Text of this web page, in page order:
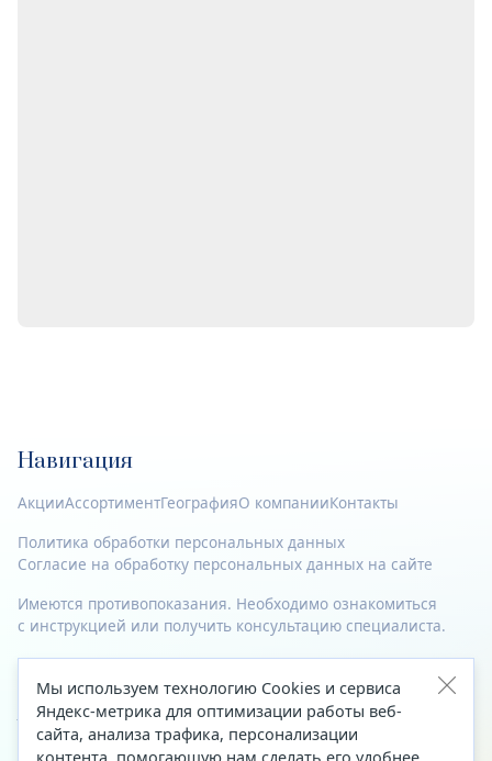
Навигация
АкцииАссортиментГеографияО компанииКонтакты
Политика обработки персональных данных
Согласие на обработку персональных данных на сайте
Имеются противопоказания. Необходимо ознакомиться
с инструкцией или получить консультацию специалиста.
© 2023—2026 Все права защищены.
Адрес
Архангельск, ул. Папанина, д. 19 (вход в здание со стороны
Мы используем технологию Cookies и сервиса
Яндекс-метрика для оптимизации работы веб-
сайта, анализа трафика, персонализации